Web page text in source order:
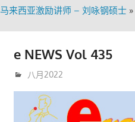
马来西亚激励讲师 – 刘咏钢硕士 »
e NEWS Vol 435
9月 1, 2022
trainer
八月2022